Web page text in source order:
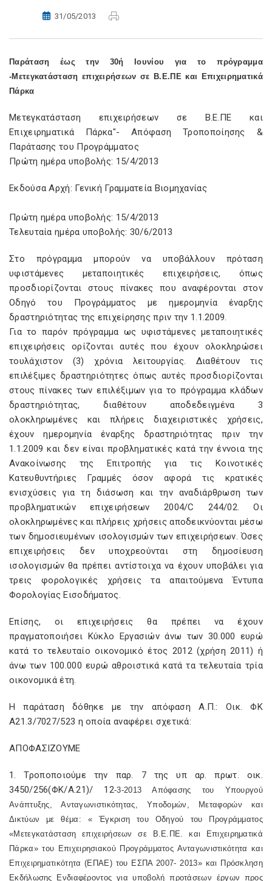
31/05/2013
Παράταση έως την 30ή Ιουνίου για το πρόγραμμα
-Μετεγκατάσταση επιχειρήσεων σε Β.Ε.ΠΕ και Επιχειρηματικά
Πάρκα
Μετεγκατάσταση επιχειρήσεων σε Β.Ε.ΠΕ και
Επιχειρηματικά Πάρκα"- Απόφαση Τροποποίησης &
Παράτασης του Προγράμματος
Πρώτη ημέρα υποβολής: 15/4/2013
Εκδούσα Αρχή: Γενική Γραµµατεία Βιομηχανίας
Πρώτη ημέρα υποβολής: 15/4/2013
Τελευταία ημέρα υποβολής: 30/6/2013
Στο πρόγραμμα μπορούν να υποβάλλουν πρόταση
υφιστάμενες μεταποιητικές επιχειρήσεις, όπως
προσδιορίζονται στους πίνακες που αναφέρονται στον
Οδηγό του Προγράμματος με ημερομηνία έναρξης
δραστηριότητας της επιχείρησης πριν την 1.1.2009.
Για το παρόν πρόγραμμα ως υφιστάμενες μεταποιητικές
επιχειρήσεις ορίζονται αυτές που έχουν ολοκληρώσει
τουλάχιστον (3) χρόνια λειτουργίας. Διαθέτουν τις
επιλέξιμες δραστηριότητες όπως αυτές προσδιορίζονται
στους πίνακες των επιλέξιμων για το πρόγραμμα κλάδων
δραστηριότητας, διαθέτουν αποδεδειγμένα 3
ολοκληρωμένες και πλήρεις διαχειριστικές χρήσεις,
έχουν ημερομηνία έναρξης δραστηριότητας πριν την
1.1.2009 και δεν είναι προβληματικές κατά την έννοια της
Ανακοίνωσης της Επιτροπής για τις Κοινοτικές
Κατευθυντήριες Γραμμές όσον αφορά τις κρατικές
ενισχύσεις για τη διάσωση και την αναδιάρθρωση των
προβληματικών επιχειρήσεων 2004/C 244/02. Οι
ολοκληρωμένες και πλήρεις χρήσεις αποδεικνύονται μέσω
των δημοσιευμένων ισολογισμών των επιχειρήσεων. Όσες
επιχειρήσεις δεν υποχρεούνται στη δημοσίευση
ισολογισμών θα πρέπει αντίστοιχα να έχουν υποβάλει για
τρεις φορολογικές χρήσεις τα απαιτούμενα Έντυπα
Φορολογίας Εισοδήματος.
Επίσης, οι επιχειρήσεις θα πρέπει να έχουν
πραγματοποιήσει Κύκλο Εργασιών άνω των 30.000 ευρώ
κατά το τελευταίο οικονομικό έτος 2012 (χρήση 2011) ή
άνω των 100.000 ευρώ αθροιστικά κατά τα τελευταία τρία
οικονομικά έτη.
Η παράταση δόθηκε με την απόφαση Α.Π.: Οικ. ΦΚ
Α21.3/7027/523 η οποία αναφέρει σχετικά:
ΑΠΟΦΑΣΙΖΟΥΜΕ
1. Τροποποιούμε την παρ. 7 της υπ αρ. πρωτ. οικ.
3450/256(ΦΚ/Α.21)/ 12‐3‐2013 Απόφασης του Υπουργού
Ανάπτυξης, Ανταγωνιστικότητας, Υποδομών, Μεταφορών και
Δικτύων με θέμα: « Έγκριση του Οδηγού του Προγράμματος
«Μετεγκατάσταση επιχειρήσεων σε Β.Ε.ΠΕ. και Επιχειρηματικά
Πάρκα» του Επιχειρησιακού Προγράμματος Ανταγωνιστικότητα και
Επιχειρηματικότητα (ΕΠΑΕ) του ΕΣΠΑ 2007‐ 2013» και Πρόσκληση
Εκδήλωσης Ενδιαφέροντος για υποβολή προτάσεων έργων προς